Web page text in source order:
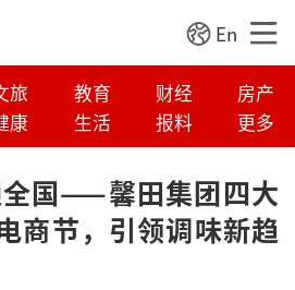
En
旅 教育 财经
房产
康 生活 报料 更多
国——馨田集团四大
商节，引领调味新趋